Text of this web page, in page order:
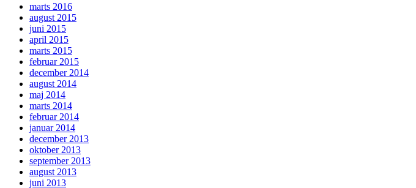
marts 2016
august 2015
juni 2015
april 2015
marts 2015
februar 2015
december 2014
august 2014
maj 2014
marts 2014
februar 2014
januar 2014
december 2013
oktober 2013
september 2013
august 2013
juni 2013